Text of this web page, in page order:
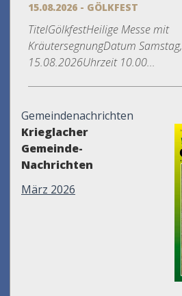
15.08.2026 - GÖLKFEST
TitelGölkfestHeilige Messe mit
KräutersegnungDatum Samstag,
15.08.2026Uhrzeit 10.00...
Gemeindenachrichten
Krieglacher
Gemeinde-
Nachrichten
März 2026